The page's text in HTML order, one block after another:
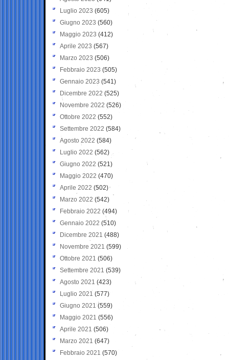
Luglio 2023 (605)
Giugno 2023 (560)
Maggio 2023 (412)
Aprile 2023 (567)
Marzo 2023 (506)
Febbraio 2023 (505)
Gennaio 2023 (541)
Dicembre 2022 (525)
Novembre 2022 (526)
Ottobre 2022 (552)
Settembre 2022 (584)
Agosto 2022 (584)
Luglio 2022 (562)
Giugno 2022 (521)
Maggio 2022 (470)
Aprile 2022 (502)
Marzo 2022 (542)
Febbraio 2022 (494)
Gennaio 2022 (510)
Dicembre 2021 (488)
Novembre 2021 (599)
Ottobre 2021 (506)
Settembre 2021 (539)
Agosto 2021 (423)
Luglio 2021 (577)
Giugno 2021(559)
Maggio 2021 (556)
Aprile 2021 (506)
Marzo 2021 (647)
Febbraio 2021 (570)